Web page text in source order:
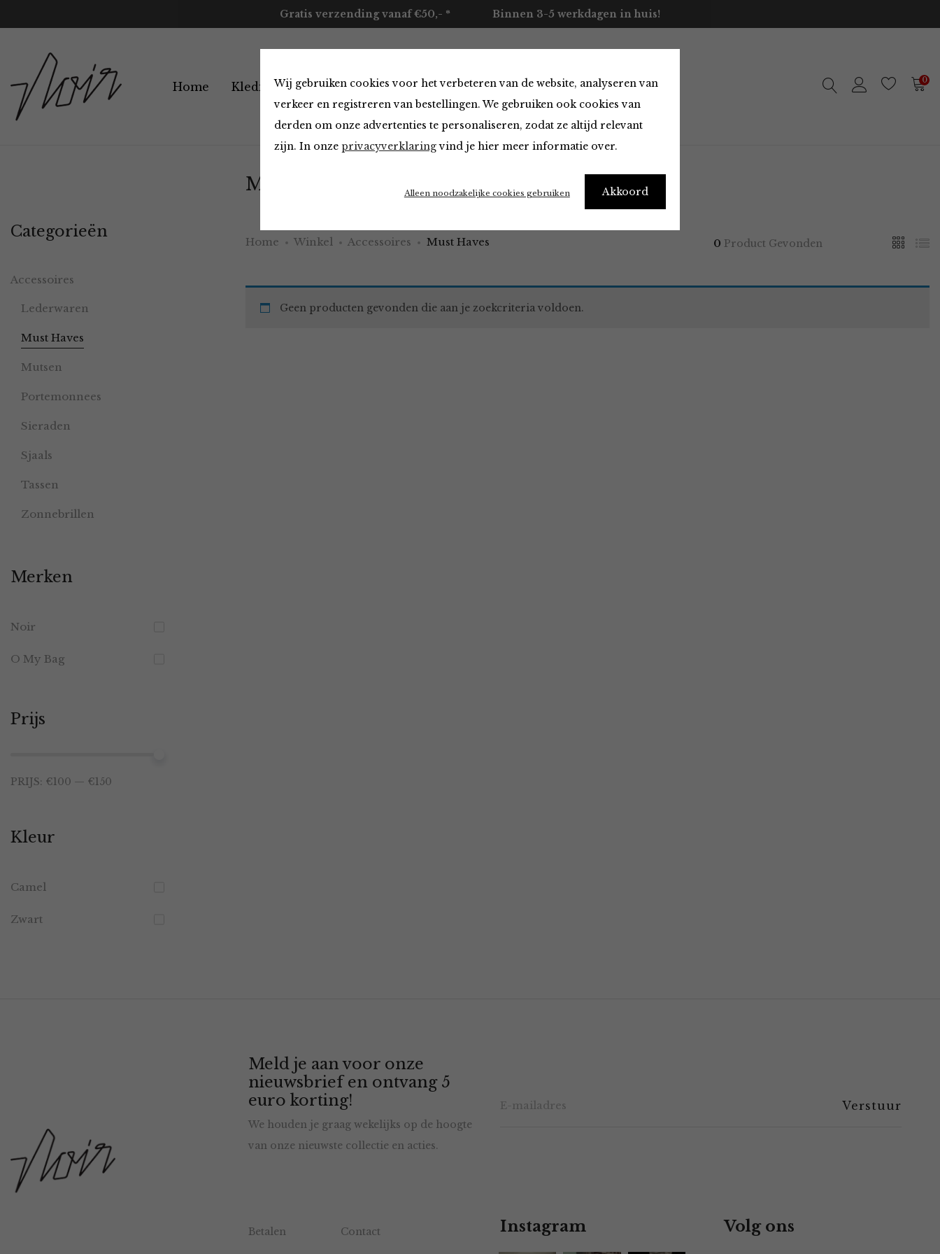
Wij gebruiken cookies voor het verbeteren van de website, analyseren van
verkeer en registreren van bestellingen. We gebruiken ook cookies van
derden om onze advertenties te personaliseren, zodat ze altijd relevant
zijn. In onze privacyverklaringvind je hier meer informatie over.
Akkoord
Alleen noodzakelijke cookies gebruiken
Gratis verzending vanaf €50,- * Binnen 3-5 werkdagen in huis!
Home Kleding Accessoires Merken Over ons Contact 0
Must Haves
Home Winkel Accessoires Must Haves 0 Product Gevonden
Geen producten gevonden die aan je zoekcriteria voldoen.
Categorieën
Accessoires
Lederwaren
Must Haves
Mutsen
Portemonnees
Sieraden
Sjaals
Tassen
Zonnebrillen
Merken
Noir
O My Bag
Prijs
PRIJS: €100 — €150
Kleur
Camel
Zwart
Meld je aan voor onze
nieuwsbrief en ontvang 5
euro korting!
We houden je graag wekelijks op de hoogte
van onze nieuwste collectie en acties.
Betalen Contact Instagram Volg ons